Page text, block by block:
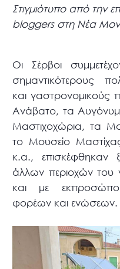
Στιγμιότυπο από την
bloggers στη Νέα
Οι Σέρβοι
σημαντικότερους
και
Ανάβατο, τα
Μαστιχοχώρια, τα
το Μουσείο
κ.α., επισκέφθηκαν
άλλων περιοχών του
και με
φορέων και ενώσεων.